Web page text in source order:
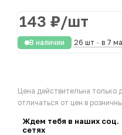
143 ₽/шт
В наличии 26 шт - в 7
Цена действительна только
отличаться от цен в
Ждем тебя в наших соц.
сетях